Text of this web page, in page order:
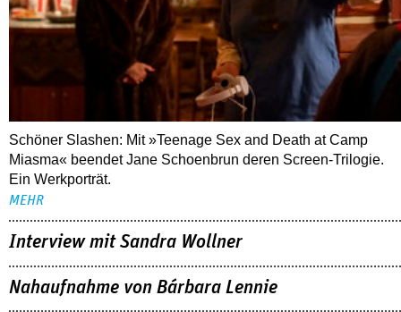
Schöner Slashen: Mit »Teenage Sex and Death at Camp
Miasma« beendet Jane Schoenbrun deren Screen-Trilogie.
Ein Werkporträt.
MEHR
Interview mit Sandra Wollner
Nahaufnahme von Bárbara Lennie